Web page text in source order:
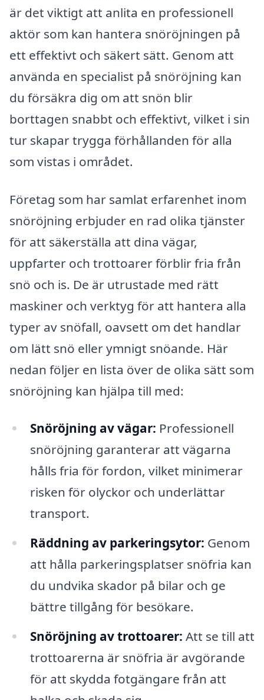
är det viktigt att anlita en professionell
aktör som kan hantera snöröjningen på
ett effektivt och säkert sätt. Genom att
använda en specialist på snöröjning kan
du försäkra dig om att snön blir
borttagen snabbt och effektivt, vilket i sin
tur skapar trygga förhållanden för alla
som vistas i området.
Företag som har samlat erfarenhet inom
snöröjning erbjuder en rad olika tjänster
för att säkerställa att dina vägar,
uppfarter och trottoarer förblir fria från
snö och is. De är utrustade med rätt
maskiner och verktyg för att hantera alla
typer av snöfall, oavsett om det handlar
om lätt snö eller ymnigt snöande. Här
nedan följer en lista över de olika sätt som
snöröjning kan hjälpa till med:
Snöröjning av vägar: Professionell
snöröjning garanterar att vägarna
hålls fria för fordon, vilket minimerar
risken för olyckor och underlättar
transport.
Räddning av parkeringsytor: Genom
att hålla parkeringsplatser snöfria kan
du undvika skador på bilar och ge
bättre tillgång för besökare.
Snöröjning av trottoarer: Att se till att
trottoarerna är snöfria är avgörande
för att skydda fotgängare från att